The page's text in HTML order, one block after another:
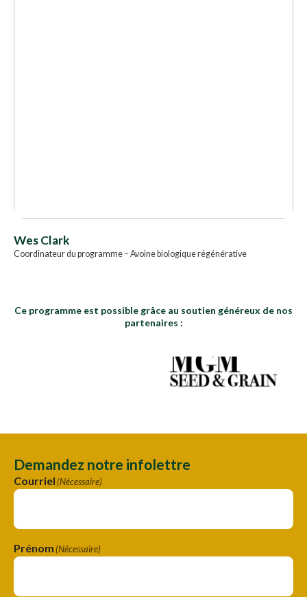
Wes Clark
Coordinateur du programme – Avoine biologique régénérative
Ce programme est possible grâce au soutien généreux de nos
partenaires :
Demandez notre infolettre
Courriel(Nécessaire)
Prénom(Nécessaire)